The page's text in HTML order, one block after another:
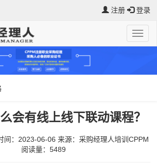
注册 登录
会有线上线下联动课程？
间：2023-06-06 来源： 采购经理人培训CPPM
阅读量：5489